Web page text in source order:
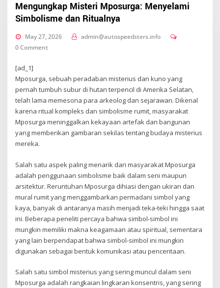
Mengungkap Misteri Mposurga: Menyelami
Simbolisme dan Ritualnya
May 27, 2026
admin@autospeedsters.info
0 Comment
[ad_1]
Mposurga, sebuah peradaban misterius dan kuno yang
pernah tumbuh subur di hutan terpencil di Amerika Selatan,
telah lama memesona para arkeolog dan sejarawan. Dikenal
karena ritual kompleks dan simbolisme rumit, masyarakat
Mposurga meninggalkan kekayaan artefak dan bangunan
yang memberikan gambaran sekilas tentang budaya misterius
mereka.
Salah satu aspek paling menarik dari masyarakat Mposurga
adalah penggunaan simbolisme baik dalam seni maupun
arsitektur. Reruntuhan Mposurga dihiasi dengan ukiran dan
mural rumit yang menggambarkan permadani simbol yang
kaya, banyak di antaranya masih menjadi teka-teki hingga saat
ini. Beberapa peneliti percaya bahwa simbol-simbol ini
mungkin memiliki makna keagamaan atau spiritual, sementara
yang lain berpendapat bahwa simbol-simbol ini mungkin
digunakan sebagai bentuk komunikasi atau penceritaan.
Salah satu simbol misterius yang sering muncul dalam seni
Mposurga adalah rangkaian lingkaran konsentris, yang sering